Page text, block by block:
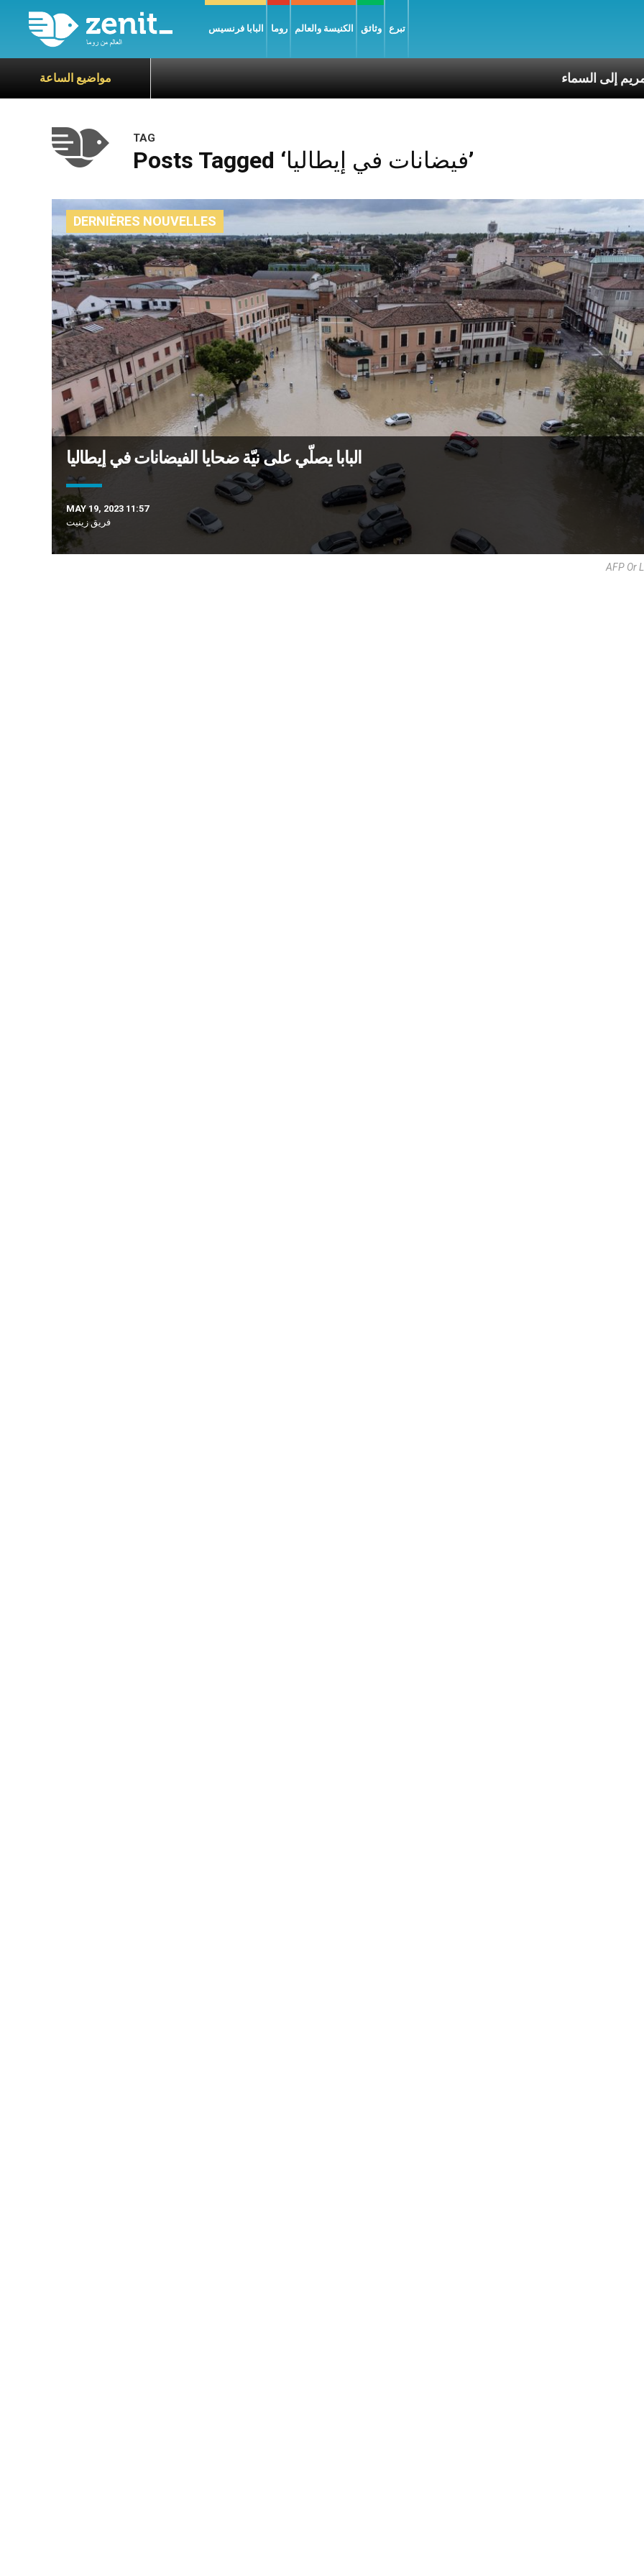
البابا فرنسيس روما الكنيسة والعالم وثائق تبرع
مواضيع الساعة العذراء مريم إلى السماء
TAG
Posts Tagged ‘فيضانات في إيطاليا’
DERNIÈRES NOUVELLES
البابا يصلّي على نيّة ضحايا الفيضانات في إيطاليا
MAY 19, 2023 11:57
فريق زينيت
AFP Or